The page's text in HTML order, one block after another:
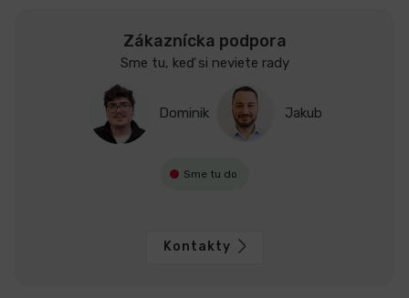
Zákaznícka podpora
Sme tu, keď si neviete rady
Dominik Jakub
Sme tu do
Kontakty